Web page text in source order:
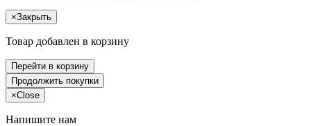
×Закрыть
Товар добавлен в корзину
Перейти в корзину
Продолжить покупки
×Close
Напишите нам